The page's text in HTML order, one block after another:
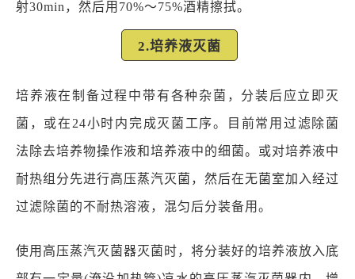
射30min，然后用70%～75%酒精擦拭。
2.培养液灭菌
培养液在制备过程中带有各种杂菌，分装后应立即灭
菌，或在24小时内完成灭菌工序。目前常用过滤除菌
法除去培养物操作液和培养液中的细菌。或对培养液中
耐热组分先进行高压蒸汽灭菌，然后在无菌室加入经过
过滤除菌的不耐热溶液，混匀后分装备用。
使用高压蒸汽灭菌器灭菌时，将分装好的培养液放入底